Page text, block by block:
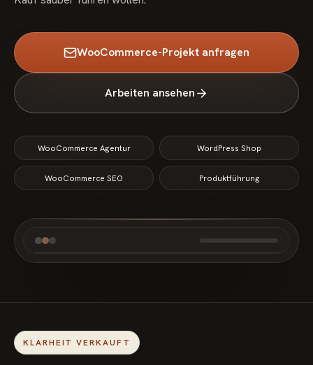
WooCommerce-Projekt anfragen
Arbeiten ansehen
WooCommerce Agentur WordPress Shop
WooCommerce SEO Produktführung
KLARHEIT VERKAUFT